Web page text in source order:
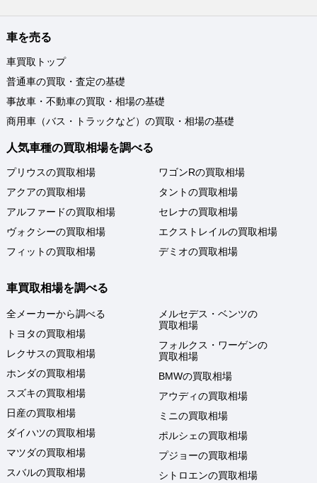
車を売る
車買取トップ
普通車の買取・査定の基礎
事故車・不動車の買取・相場の基礎
商用車（バス・トラックなど）の買取・相場の基礎
人気車種の買取相場を調べる
プリウスの買取相場
アクアの買取相場
アルファードの買取相場
ヴォクシーの買取相場
フィットの買取相場
ワゴンRの買取相場
タントの買取相場
セレナの買取相場
エクストレイルの買取相場
デミオの買取相場
車買取相場を調べる
全メーカーから調べる
トヨタの買取相場
レクサスの買取相場
ホンダの買取相場
スズキの買取相場
日産の買取相場
ダイハツの買取相場
マツダの買取相場
スバルの買取相場
メルセデス・ベンツの
買取相場
フォルクス・ワーゲンの
買取相場
BMWの買取相場
アウディの買取相場
ミニの買取相場
ポルシェの買取相場
プジョーの買取相場
シトロエンの買取相場